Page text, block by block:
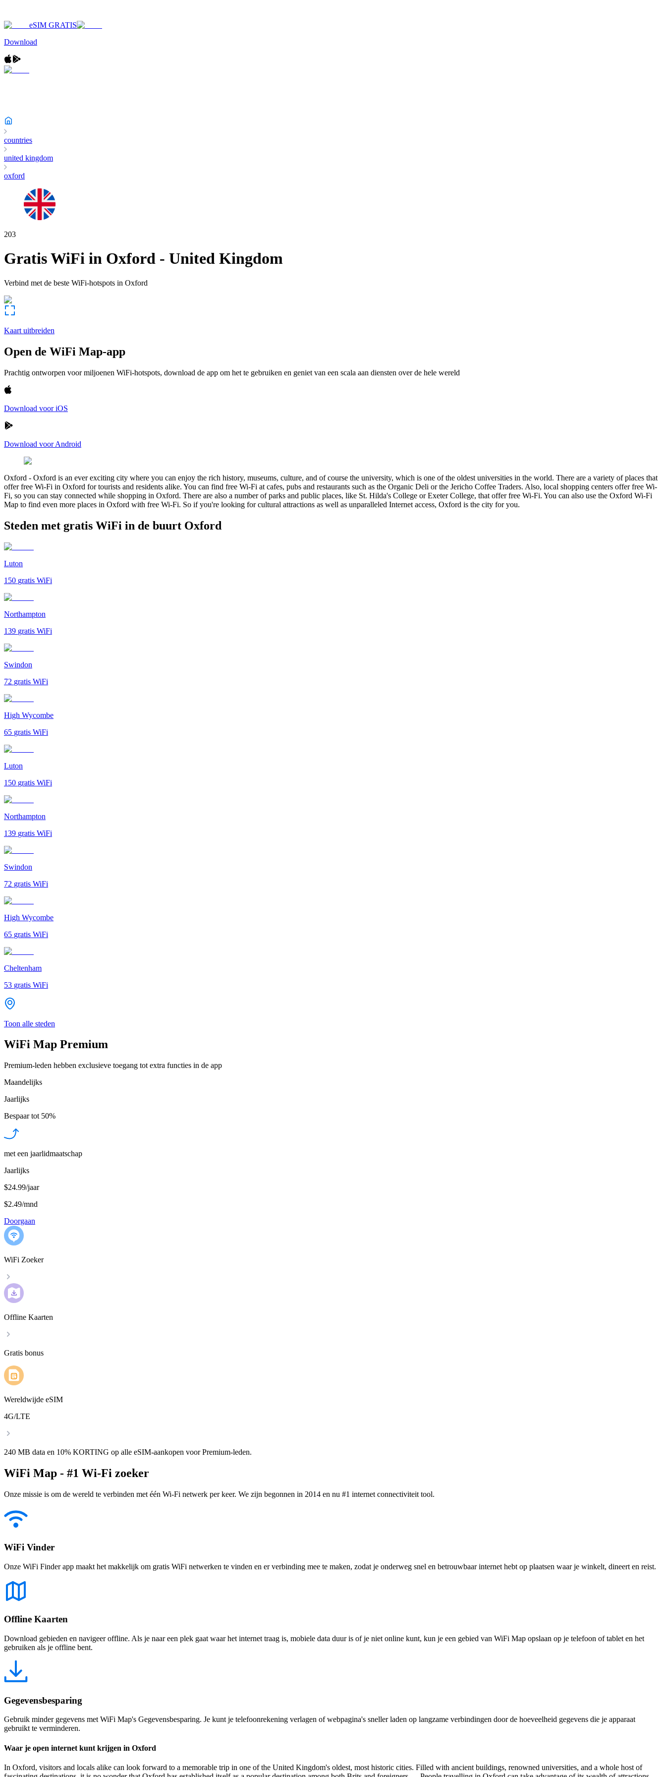
eSIM GRATIS
Download
countries
united kingdom
oxford
203
Gratis WiFi in Oxford - United Kingdom
Verbind met de beste WiFi-hotspots in Oxford
Kaart uitbreiden
Open de WiFi Map-app
Prachtig ontworpen voor miljoenen WiFi-hotspots, download de app om het te gebruiken en geniet van een scala aan diensten over de hele wereld
Download voor iOS
Download voor Android
Oxford - Oxford is an ever exciting city where you can enjoy the rich history, museums, culture, and of course the university, which is one of the oldest universities in the world. There are a variety of places that
offer free Wi-Fi in Oxford for tourists and residents alike. You can find free Wi-Fi at cafes, pubs and restaurants such as the Organic Deli or the Jericho Coffee Traders. Also, local shopping centers offer free Wi-
Fi, so you can stay connected while shopping in Oxford. There are also a number of parks and public places, like St. Hilda's College or Exeter College, that offer free Wi-Fi. You can also use the Oxford Wi-Fi
Map to find even more places in Oxford with free Wi-Fi. So if you're looking for cultural attractions as well as unparalleled Internet access, Oxford is the city for you.
Steden met gratis WiFi in de buurt Oxford
Luton
150 gratis WiFi
Northampton
139 gratis WiFi
Swindon
72 gratis WiFi
High Wycombe
65 gratis WiFi
Luton
150 gratis WiFi
Northampton
139 gratis WiFi
Swindon
72 gratis WiFi
High Wycombe
65 gratis WiFi
Cheltenham
53 gratis WiFi
Toon alle steden
WiFi Map Premium
Premium-leden hebben exclusieve toegang tot extra functies in de app
Maandelijks
Jaarlijks
Bespaar tot 50%
met een jaarlidmaatschap
Jaarlijks
$24.99/jaar
$2.49/mnd
Doorgaan
WiFi Zoeker
Offline Kaarten
Gratis bonus
Wereldwijde eSIM
4G/LTE
240 MB data en 10% KORTING op alle eSIM-aankopen voor Premium-leden.
WiFi Map - #1 Wi-Fi zoeker
Onze missie is om de wereld te verbinden met één Wi-Fi netwerk per keer. We zijn begonnen in 2014 en nu #1 internet connectiviteit tool.
WiFi Vinder
Onze WiFi Finder app maakt het makkelijk om gratis WiFi netwerken te vinden en er verbinding mee te maken, zodat je onderweg snel en betrouwbaar internet hebt op plaatsen waar je winkelt, dineert en reist.
Offline Kaarten
Download gebieden en navigeer offline. Als je naar een plek gaat waar het internet traag is, mobiele data duur is of je niet online kunt, kun je een gebied van WiFi Map opslaan op je telefoon of tablet en het
gebruiken als je offline bent.
Gegevensbesparing
Gebruik minder gegevens met WiFi Map's Gegevensbesparing. Je kunt je telefoonrekening verlagen of webpagina's sneller laden op langzame verbindingen door de hoeveelheid gegevens die je apparaat
gebruikt te verminderen.
Waar je open internet kunt krijgen in Oxford
In Oxford, visitors and locals alike can look forward to a memorable trip in one of the United Kingdom's oldest, most historic cities. Filled with ancient buildings, renowned universities, and a whole host of